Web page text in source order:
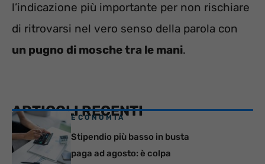
l’indicazione più importante per non rischiare
di ritrovarsi nel vero senso della parola con
un pugno di mosche tra le mani.
ARTICOLI RECENTI
ECONOMIA
Stipendio più basso in busta
paga ad agosto: è colpa